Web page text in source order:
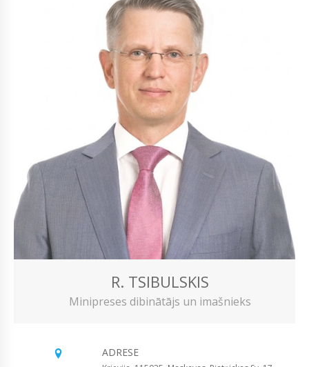
R. TSIBULSKIS
Minipreses dibinātājs un imašnieks
ADRESE